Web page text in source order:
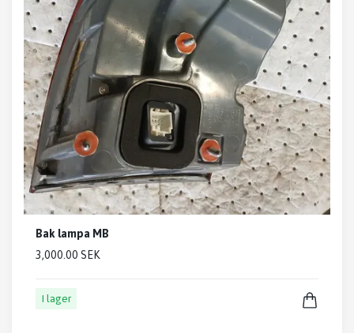
Bak lampa MB
3,000.00 SEK
I lager